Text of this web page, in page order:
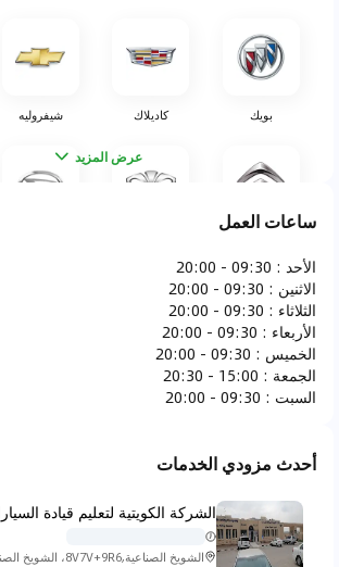
بويك كاديلاك شيفروليه
فيراري
عرض المزيد
ساعات العمل
الأحد :
09:30 - 20:00
الاثنين :
09:30 - 20:00
الثلاثاء :
09:30 - 20:00
الأربعاء :
09:30 - 20:00
الخميس :
09:30 - 20:00
الجمعة :
15:00 - 20:30
السبت :
09:30 - 20:00
أحدث مزودي الخدمات
الشركة الكويتية لتعليم قيادة
الشويخ الصناعية,8V7V+9R6، الشويخ الصناعية